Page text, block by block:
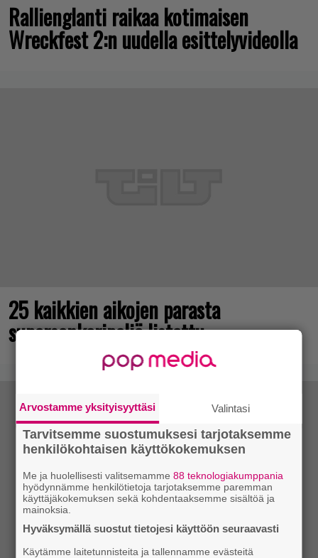
Rallienglanti raikaa kotimaisen
Wreckfest 2:n uudella esittelyvideolla
25 kaikkien aikojen parasta
supersankaripeliä listattu
Arvostamme yksityisyyttäsi Valintasi
Tarvitsemme suostumuksesi tarjotaksemme
henkilökohtaisen käyttökokemuksen
Me ja huolellisesti valitsemamme88 teknologiakumppania
hyödynnämme henkilötietoja tarjotaksemme paremman
käyttäjäkokemuksen sekä kohdentaaksemme sisältöä ja
mainoksia.
Hyväksymällä suostut tietojesi käyttöön seuraavasti
Käytämme laitetunnisteita ja tallennamme evästeitä